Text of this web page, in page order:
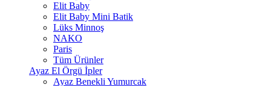
Elit Baby
Elit Baby Mini Batik
Lüks Minnoş
NAKO
Paris
Tüm Ürünler
Ayaz El Örgü İpler
Ayaz Benekli Yumurcak